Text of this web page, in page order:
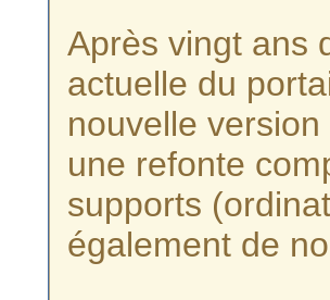
Après vingt ans
actuelle du
nouvelle version
une refonte
supports
également de